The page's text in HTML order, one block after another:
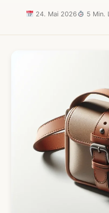
24. Mai 2026 5 Min.